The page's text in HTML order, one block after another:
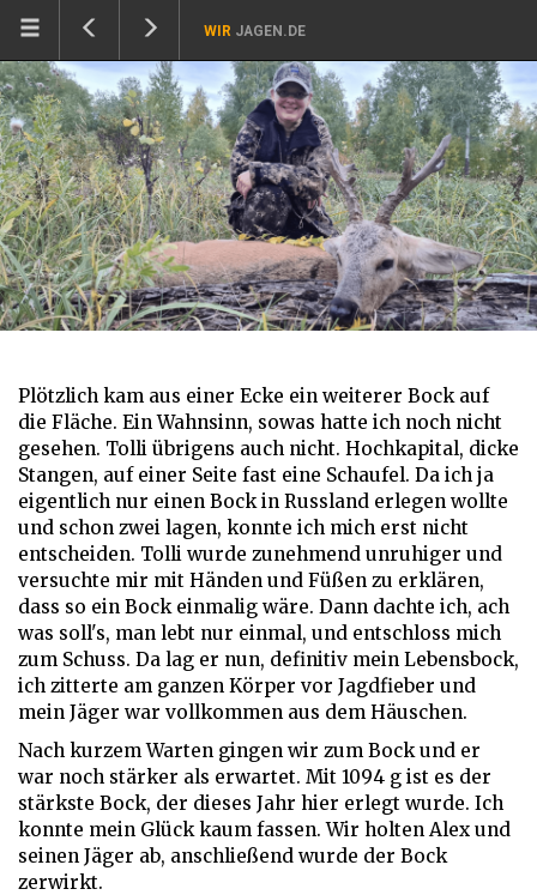
WIR JAGEN.DE
Plötzlich kam aus einer Ecke ein weiterer Bock auf
die Fläche. Ein Wahnsinn, sowas hatte ich noch nicht
gesehen. Tolli übrigens auch nicht. Hochkapital, dicke
Stangen, auf einer Seite fast eine Schaufel. Da ich ja
eigentlich nur einen Bock in Russland erlegen wollte
und schon zwei lagen, konnte ich mich erst nicht
entscheiden. Tolli wurde zunehmend unruhiger und
versuchte mir mit Händen und Füßen zu erklären,
dass so ein Bock einmalig wäre. Dann dachte ich, ach
was soll's, man lebt nur einmal, und entschloss mich
zum Schuss. Da lag er nun, definitiv mein Lebensbock,
ich zitterte am ganzen Körper vor Jagdfieber und
mein Jäger war vollkommen aus dem Häuschen.
Nach kurzem Warten gingen wir zum Bock und er
war noch stärker als erwartet. Mit 1094 g ist es der
stärkste Bock, der dieses Jahr hier erlegt wurde. Ich
konnte mein Glück kaum fassen. Wir holten Alex und
seinen Jäger ab, anschließend wurde der Bock
zerwirkt.